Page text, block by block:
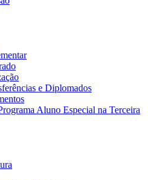
e Diplomados
Aluno Especial na Terceira